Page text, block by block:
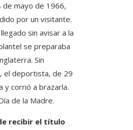
mayo de 1966,
por un visitante.
sin avisar a la
se preparaba
Sin
el deportista, de 29
y corrió a brazarla.
de la Madre.
recibir el título